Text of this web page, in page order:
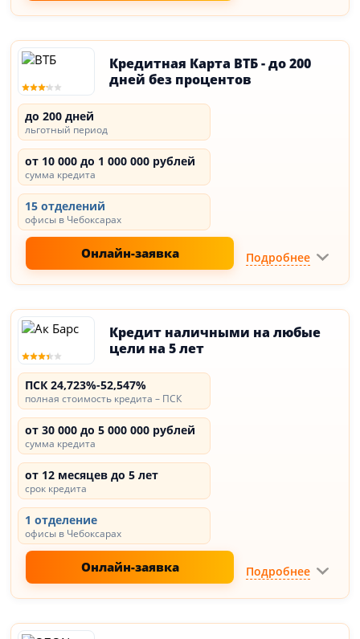
Кредитная Карта ВТБ - до 200
дней без процентов
до 200 дней
льготный период
от 10 000 до 1 000 000 рублей
сумма кредита
15 отделений
офисы в Чебоксарах
Онлайн-заявка Подробнее
Кредит наличными на любые
цели на 5 лет
ПСК 24,723%-52,547%
полная стоимость кредита – ПСК
от 30 000 до 5 000 000 рублей
сумма кредита
от 12 месяцев до 5 лет
срок кредита
1 отделение
офисы в Чебоксарах
Онлайн-заявка Подробнее